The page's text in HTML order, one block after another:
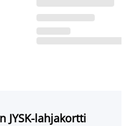
JYSK-lahjakortti